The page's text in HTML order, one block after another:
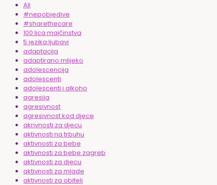
All
#nepobjedive
#sharethecare
100 lica majčinstva
5 jezika ljubavi
adaptacija
adaptirano mlijeko
adolescencija
adolescenti
adolescenti i alkoho
agresija
agresivnost
agresivnost kod djece
akrivnosti za djecu
aktivnosti na trbuhu
aktivnosti za bebe
aktivnosti za bebe zagreb
aktivnosti za djecu
aktivnosti za mlade
aktivnosti za obitelj